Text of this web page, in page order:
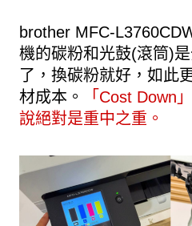
brother MFC-
機的碳粉和光鼓(滾筒)
了，換碳粉就好，如此
材成本。
「Cost Down
說絕對是重中之重。